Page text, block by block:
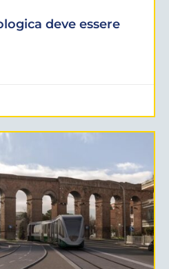
deve essere